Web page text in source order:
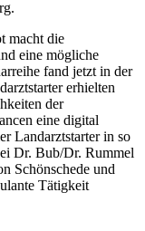
macht die
eine mögliche
fand jetzt in der
erhielten
der
eine digital
Landarztstarter in so
Dr. Bub/Dr. Rummel
Schönschede und
Tätigkeit